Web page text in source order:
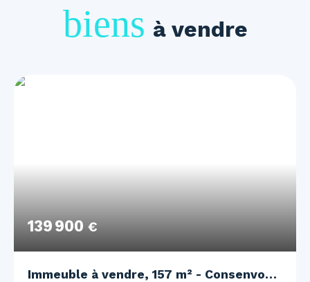
biens à vendre
139 900 €
Immeuble à vendre, 157 m² - Consenvoye